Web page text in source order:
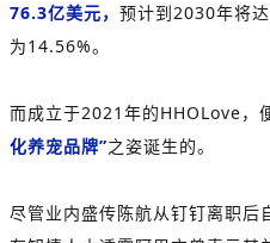
76.3亿美元， 预计到2030年将
为14.56%。
而成立于2021年的HHOLove，
化养宠品牌”之姿诞生的。
尽管业内盛传陈航从钉钉离职后